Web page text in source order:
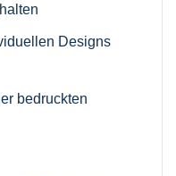
Designs
bedruckten